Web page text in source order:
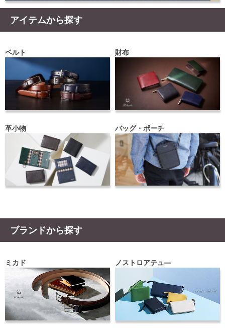
アイテムから探す
ベルト 財布
革小物 バッグ・ポーチ
ブランドから探す
ミカド ノストロアテュ―